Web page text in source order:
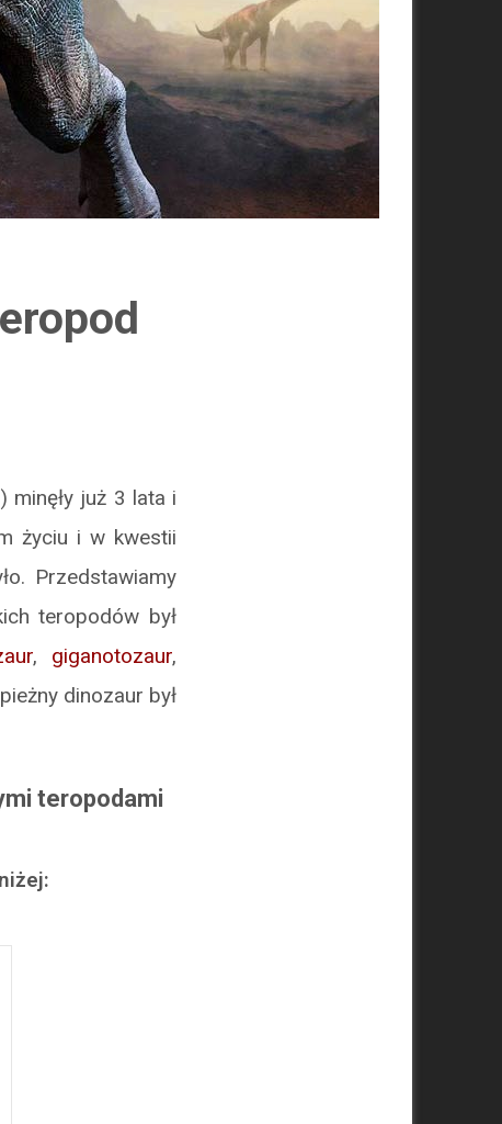
) minęły już 3 lata i
życiu i w kwestii
Przedstawiamy
teropodów był
, giganotozaur,
dinozaur był
teropodami